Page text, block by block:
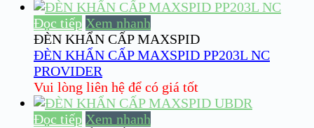
Đọc tiếp Xem nhanh
ĐÈN KHẨN CẤP MAXSPID
ĐÈN KHẨN CẤP MAXSPID PP203L NC
PROVIDER
Vui lòng liên hệ để có giá tốt
Đọc tiếp Xem nhanh